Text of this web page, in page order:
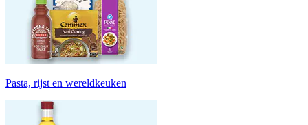
Pasta, rijst en wereldkeuken